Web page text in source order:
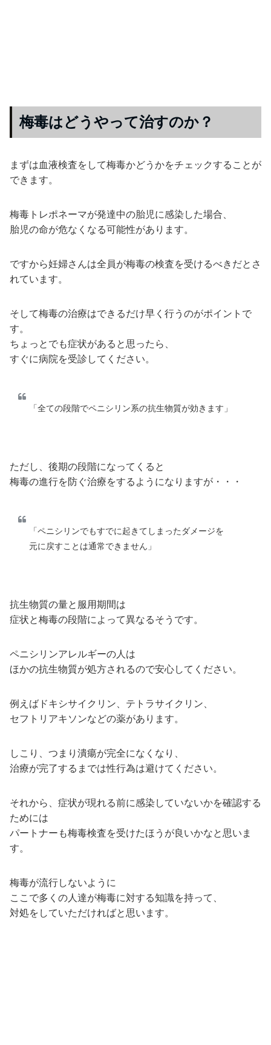
梅毒はどうやって治すのか？
まずは血液検査をして梅毒かどうかをチェックすることが
できます。
梅毒トレポネーマが発達中の胎児に感染した場合、
胎児の命が危なくなる可能性があります。
ですから妊婦さんは全員が梅毒の検査を受けるべきだとさ
れています。
そして梅毒の治療はできるだけ早く行うのがポイントで
す。
ちょっとでも症状があると思ったら、
すぐに病院を受診してください。
「全ての段階でペニシリン系の抗生物質が効きます」
ただし、後期の段階になってくると
梅毒の進行を防ぐ治療をするようになりますが・・・
「ペニシリンでもすでに起きてしまったダメージを
元に戻すことは通常できません」
抗生物質の量と服用期間は
症状と梅毒の段階によって異なるそうです。
ペニシリンアレルギーの人は
ほかの抗生物質が処方されるので安心してください。
例えばドキシサイクリン、テトラサイクリン、
セフトリアキソンなどの薬があります。
しこり、つまり潰瘍が完全になくなり、
治療が完了するまでは性行為は避けてください。
それから、症状が現れる前に感染していないかを確認する
ためには
パートナーも梅毒検査を受けたほうが良いかなと思いま
す。
梅毒が流行しないように
ここで多くの人達が梅毒に対する知識を持って、
対処をしていただければと思います。